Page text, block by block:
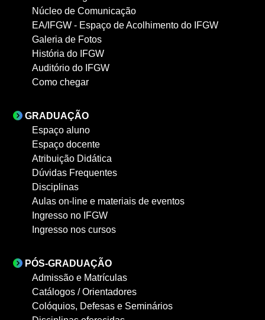
Núcleo de Comunicação
EA/IFGW - Espaço de Acolhimento do IFGW
Galeria de Fotos
História do IFGW
Auditório do IFGW
Como chegar
GRADUAÇÃO
Espaço aluno
Espaço docente
Atribuição Didática
Dúvidas Frequentes
Disciplinas
Aulas on-line e materiais de eventos
Ingresso no IFGW
Ingresso nos cursos
PÓS-GRADUAÇÃO
Admissão e Matrículas
Catálogos / Orientadores
Colóquios, Defesas e Seminários